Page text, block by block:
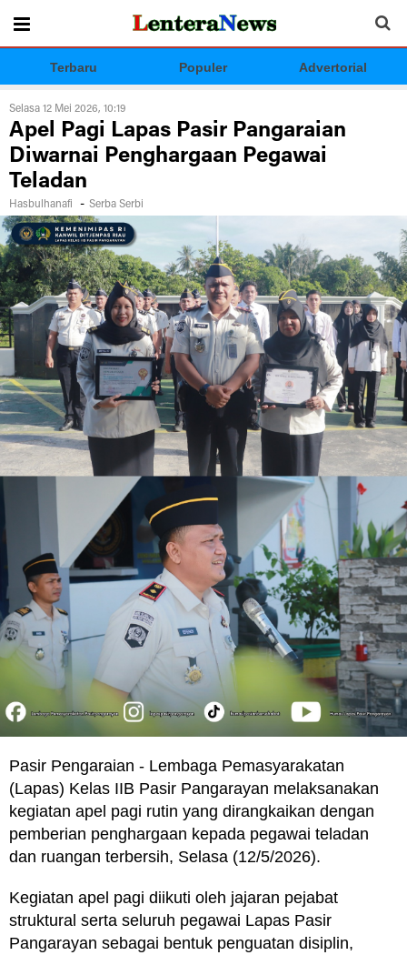
Terbaru Populer Advertorial
Selasa 12 Mei 2026, 10:19
Apel Pagi Lapas Pasir Pangaraian
Diwarnai Penghargaan Pegawai
Teladan
Hasbulhanafi - Serba Serbi
Pasir Pengaraian - Lembaga Pemasyarakatan
(Lapas) Kelas IIB Pasir Pangarayan melaksanakan
kegiatan apel pagi rutin yang dirangkaikan dengan
pemberian penghargaan kepada pegawai teladan
dan ruangan terbersih, Selasa (12/5/2026).
Kegiatan apel pagi diikuti oleh jajaran pejabat
struktural serta seluruh pegawai Lapas Pasir
Pangarayan sebagai bentuk penguatan disiplin,